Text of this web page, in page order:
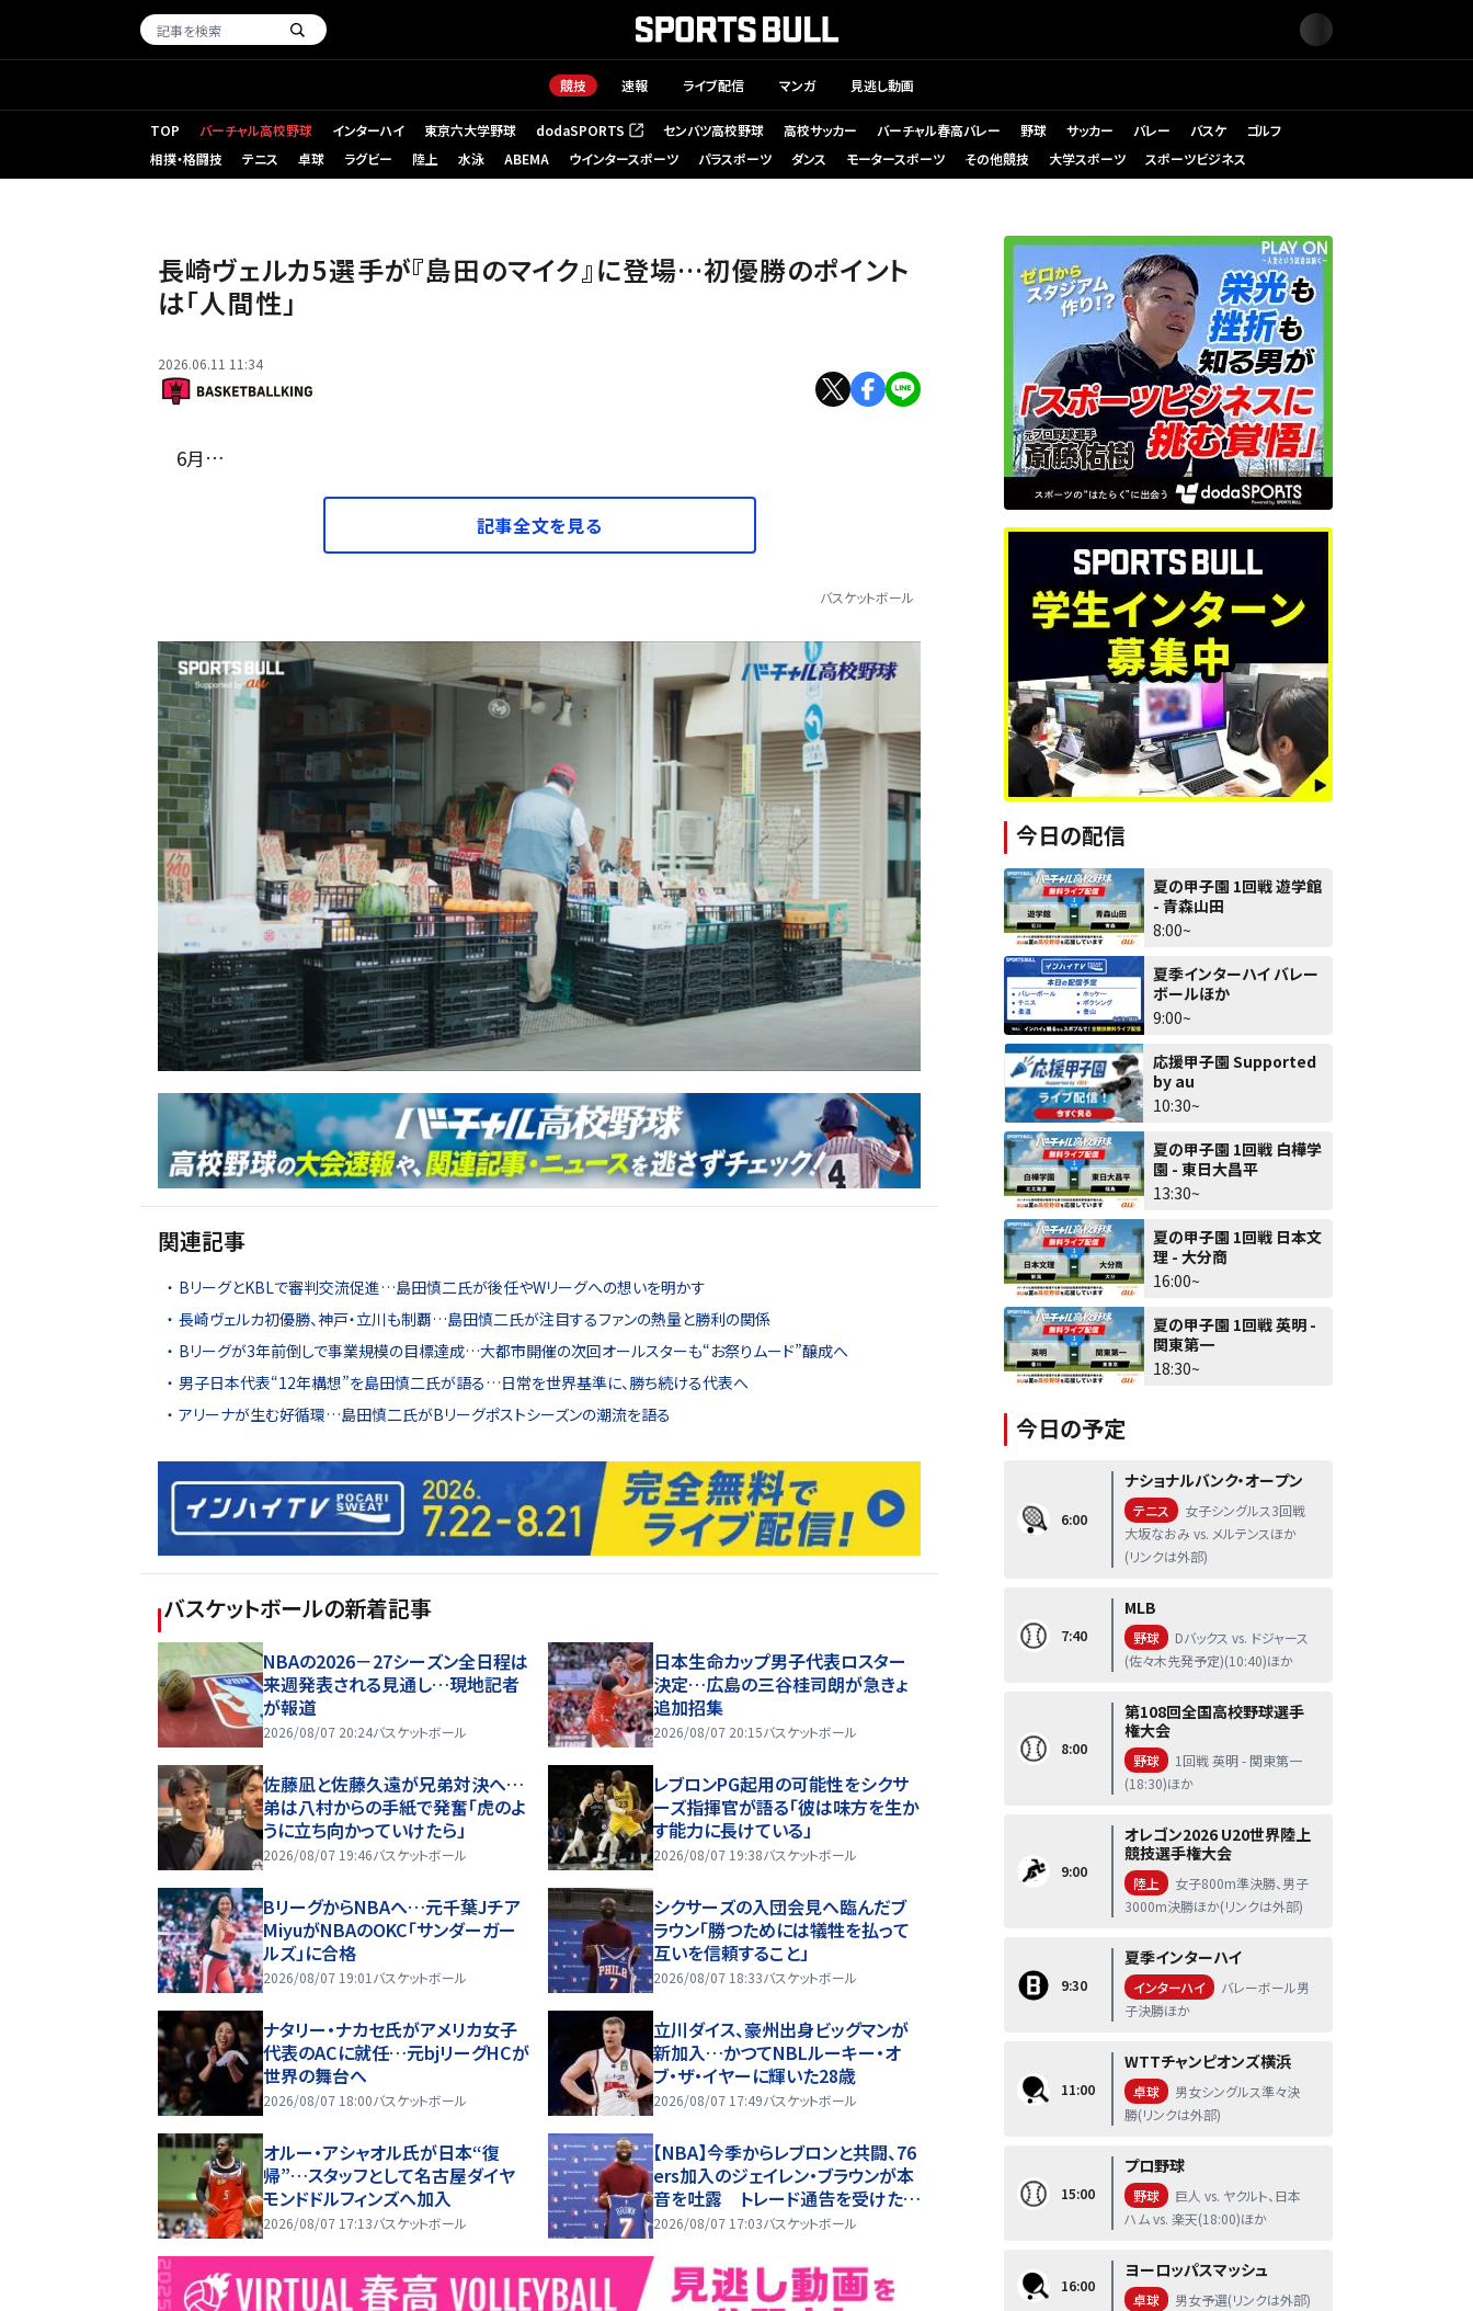
競技 速報 ライブ配信 マンガ 見逃し動画
TOP バーチャル高校野球 インターハイ 東京六大学野球 dodaSPORTS
（新しいタブで開く） センバツ高校野球 高校サッカー バーチャル春高バレー 野球 サッカー バレー バスケ
ゴルフ
相撲・格闘技
テニス 卓球 ラグビー 陸上 水泳 ABEMA ウインタースポーツ パラスポーツ ダンス モータースポーツ その他競技 大学スポーツ スポーツビジネス
長崎ヴェルカ5選手が『島田のマイク』に登場…初優勝のポイント
は「人間性」
2026.06.11 11:34
6月…
記事全文を見る
バスケットボール
関連記事
BリーグとKBLで審判交流促進…島田慎二氏が後任やWリーグへの想いを明かす
長崎ヴェルカ初優勝、神戸・立川も制覇…島田慎二氏が注目するファンの熱量と勝利の関係
Bリーグが3年前倒しで事業規模の目標達成…大都市開催の次回オールスターも“お祭りムード”醸成へ
男子日本代表“12年構想”を島田慎二氏が語る…日常を世界基準に、勝ち続ける代表へ
アリーナが生む好循環…島田慎二氏がBリーグポストシーズンの潮流を語る
バスケットボールの新着記事
NBAの2026－27シーズン全日程は
来週発表される見通し…現地記者
が報道
2026/08/07 20:24バスケットボール
日本生命カップ男子代表ロスター
決定…広島の三谷桂司朗が急きょ
追加招集
2026/08/07 20:15バスケットボール
佐藤凪と佐藤久遠が兄弟対決へ…
弟は八村からの手紙で発奮「虎のよ
うに立ち向かっていけたら」
2026/08/07 19:46バスケットボール
レブロンPG起用の可能性をシクサ
ーズ指揮官が語る「彼は味方を生か
す能力に長けている」
2026/08/07 19:38バスケットボール
BリーグからNBAへ…元千葉Jチア
MiyuがNBAのOKC「サンダーガー
ルズ」に合格
2026/08/07 19:01 バスケットボール
シクサーズの入団会見へ臨んだブ
ラウン「勝つためには犠牲を払って
互いを信頼すること」
2026/08/07 18:33バスケットボール
ナタリー・ナカセ氏がアメリカ女子
代表のACに就任…元bjリーグHCが
世界の舞台へ
2026/08/07 18:00バスケットボール
立川ダイス、豪州出身ビッグマンが
新加入…かつてNBLルーキー・オ
ブ・ザ・イヤーに輝いた28歳
2026/08/07 17:49バスケットボール
オルー・アシャオル氏が日本“復
帰”…スタッフとして名古屋ダイヤ
モンドドルフィンズへ加入
2026/08/07 17:13バスケットボール
【NBA】今季からレブロンと共闘、76
ers加入のジェイレン・ブラウンが本
音を吐露 トレード通告を受けた時
は「スマホを放り投げた」
2026/08/07 17:03バスケットボール
今日の配信
夏の甲子園 1回戦 遊学館
- 青森山田
8:00~
夏季インターハイ バレー
ボールほか
9:00~
応援甲子園 Supported
by au
10:30~
夏の甲子園 1回戦 白樺学
園 - 東日大昌平
13:30~
夏の甲子園 1回戦 日本文
理 - 大分商
16:00~
夏の甲子園 1回戦 英明 -
関東第一
18:30~
今日の予定
6:00
ナショナルバンク・オープン
テニス
女子シングルス3回戦
大坂なおみ vs. メルテンスほか
(リンクは外部)
7:40
MLB
野球
Dバックス vs. ドジャース
(佐々木先発予定)(10:40)ほか
8:00
第108回全国高校野球選手
権大会
野球
1回戦 英明 - 関東第一
(18:30)ほか
9:00
オレゴン2026 U20世界陸上
競技選手権大会
陸上
女子800m準決勝、男子
3000m決勝ほか(リンクは外部)
9:30
夏季インターハイ
インターハイ
バレーボール男
子決勝ほか
11:00
WTTチャンピオンズ横浜
卓球
男女シングルス準々決
勝(リンクは外部)
15:00
プロ野球
野球
巨人 vs. ヤクルト、日本
ハム vs. 楽天(18:00)ほか
16:00
ヨーロッパスマッシュ
卓球 男女予選(リンクは外部)